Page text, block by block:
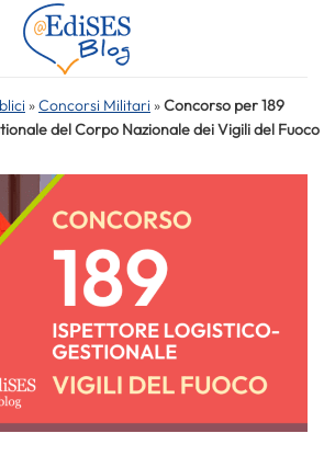
»Concorsi Militari »Concorso per 189
del Corpo Nazionale dei Vigili del Fuoco